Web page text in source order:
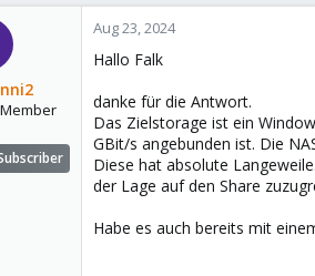
2,916
21, 2019
Aug 23, 2024
Hallo Falk
danke für die Antwort.
Das Zielstorage ist ein
GBit/s angebunden ist. Die
Diese hat absolute
der Lage auf den Share
Habe es auch bereits mit